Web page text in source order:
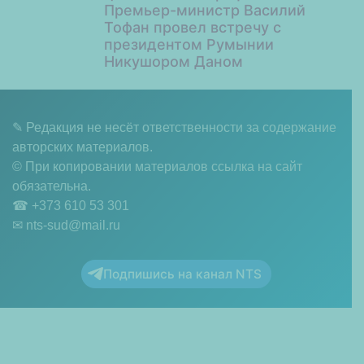
Премьер-министр Василий
Тофан провел встречу с
президентом Румынии
Никушором Даном
✎ Редакция не несёт ответственности за содержание
авторских материалов.
© При копировании материалов ссылка на сайт
обязательна.
☎︎ +373 610 53 301
✉ nts-sud@mail.ru
Подпишись на канал NTS